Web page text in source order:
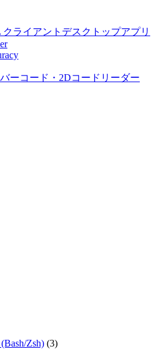
ライアントデスクトップアプリ
ーコード・2Dコードリーダー
Zsh) (3)